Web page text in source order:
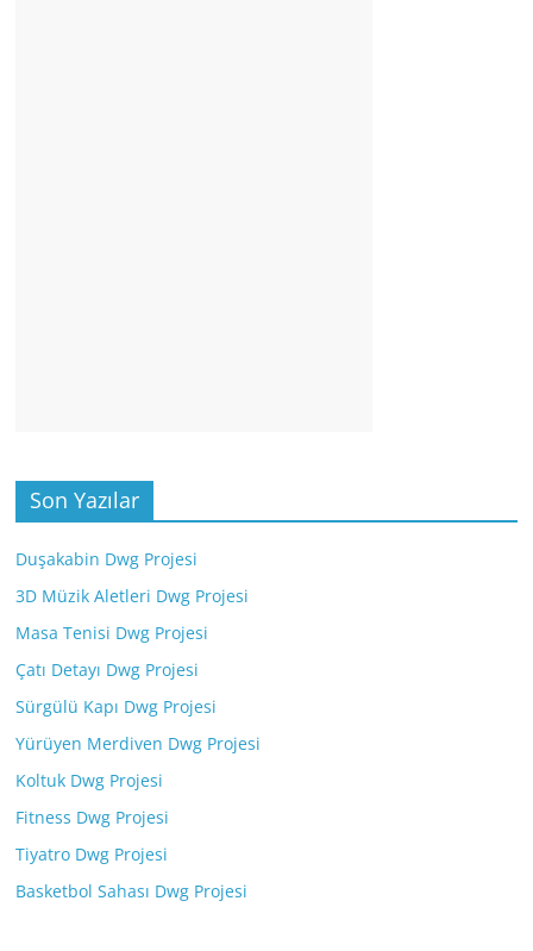
Son Yazılar
Duşakabin Dwg Projesi
3D Müzik Aletleri Dwg Projesi
Masa Tenisi Dwg Projesi
Çatı Detayı Dwg Projesi
Sürgülü Kapı Dwg Projesi
Yürüyen Merdiven Dwg Projesi
Koltuk Dwg Projesi
Fitness Dwg Projesi
Tiyatro Dwg Projesi
Basketbol Sahası Dwg Projesi